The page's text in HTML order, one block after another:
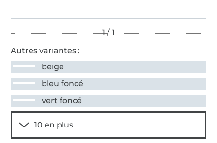
Autres variantes :
beige
bleu foncé
vert foncé